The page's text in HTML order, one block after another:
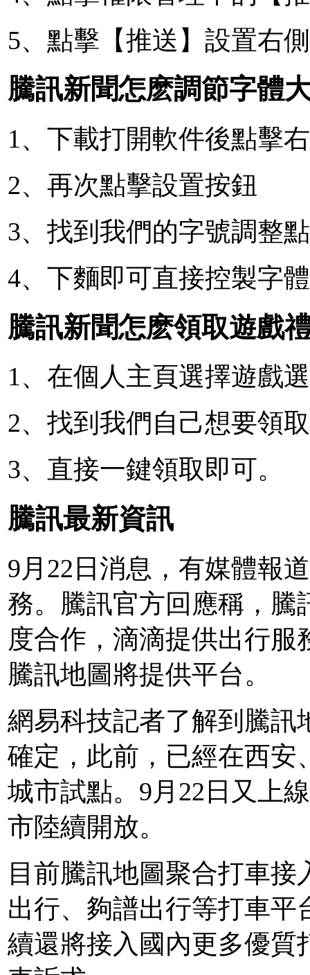
5、點擊【推送】設置右
騰訊新聞怎麽調節字體
1、下載打開軟件後點擊
2、再次點擊設置按鈕
3、找到我們的字號調整
4、下麵即可直接控製字
騰訊新聞怎麽領取遊戲
1、在個人主頁選擇遊戲
2、找到我們自己想要領
3、直接一鍵領取即可。
騰訊最新資訊
9月22日消息，有媒體報
務。騰訊官方回應稱，騰
度合作，滴滴提供出行
騰訊地圖將提供平台。
網易科技記者了解到騰訊
確定，此前，已經在西安
城市試點。9月22日又上
市陸續開放。
目前騰訊地圖聚合打車
出行、夠譜出行等打車平
續還將接入國內更多優質